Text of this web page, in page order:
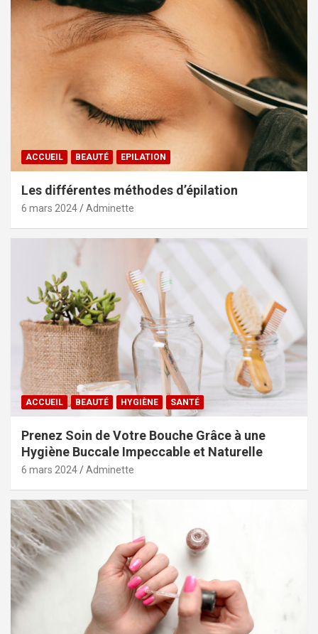
ACCUEIL BEAUTÉ EPILATION
Les différentes méthodes d’épilation
6 mars 2024 Adminette
ACCUEIL BEAUTÉ HYGIÈNE SANTÉ
Prenez Soin de Votre Bouche Grâce à une
Hygiène Buccale Impeccable et Naturelle
6 mars 2024 Adminette